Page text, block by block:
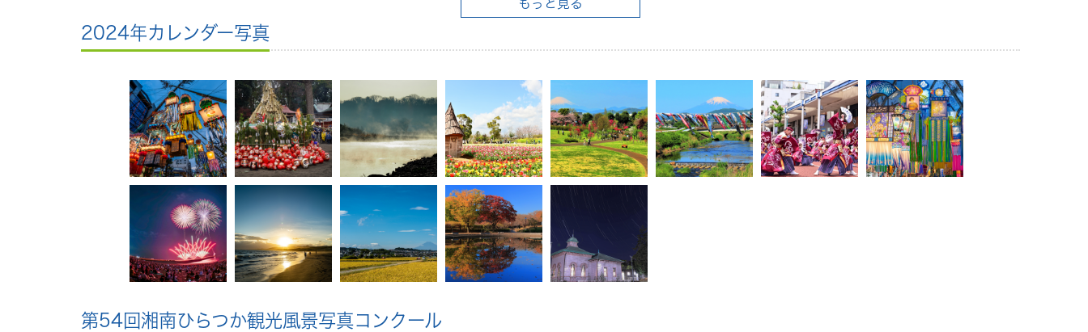
もっと見る
2024年カレンダー写真
第54回湘南ひらつか観光風景写真コンクール